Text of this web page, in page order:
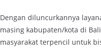
Dengan diluncurkannya
masing kabupaten/kota di
masyarakat terpencil untuk